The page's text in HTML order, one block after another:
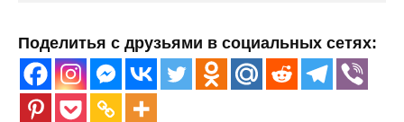
Поделитья с друзьями в социальных сетях: